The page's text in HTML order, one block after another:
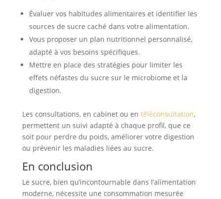
Évaluer vos habitudes alimentaires et identifier les
sources de sucre caché dans votre alimentation.
Vous proposer un plan nutritionnel personnalisé,
adapté à vos besoins spécifiques.
Mettre en place des stratégies pour limiter les
effets néfastes du sucre sur le microbiome et la
digestion.
Les consultations, en cabinet ou en téléconsultation,
permettent un suivi adapté à chaque profil, que ce
soit pour perdre du poids, améliorer votre digestion
ou prévenir les maladies liées au sucre.
En conclusion
Le sucre, bien qu’incontournable dans l’alimentation
moderne, nécessite une consommation mesurée